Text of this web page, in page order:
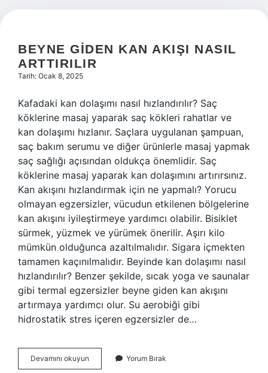
BEYNE GIDEN KAN AKIŞI NASIL
ARTTIRILIR
Tarih: Ocak 8, 2025
Kafadaki kan dolaşımı nasıl hızlandırılır? Saç
köklerine masaj yaparak saç kökleri rahatlar ve
kan dolaşımı hızlanır. Saçlara uygulanan şampuan,
saç bakım serumu ve diğer ürünlerle masaj yapmak
saç sağlığı açısından oldukça önemlidir. Saç
köklerine masaj yaparak kan dolaşımını artırırsınız.
Kan akışını hızlandırmak için ne yapmalı? Yorucu
olmayan egzersizler, vücudun etkilenen bölgelerine
kan akışını iyileştirmeye yardımcı olabilir. Bisiklet
sürmek, yüzmek ve yürümek önerilir. Aşırı kilo
mümkün olduğunca azaltılmalıdır. Sigara içmekten
tamamen kaçınılmalıdır. Beyinde kan dolaşımı nasıl
hızlandırılır? Benzer şekilde, sıcak yoga ve saunalar
gibi termal egzersizler beyne giden kan akışını
artırmaya yardımcı olur. Su aerobiği gibi
hidrostatik stres içeren egzersizler de…
Devamını okuyun
Giden
Yorum Bırak